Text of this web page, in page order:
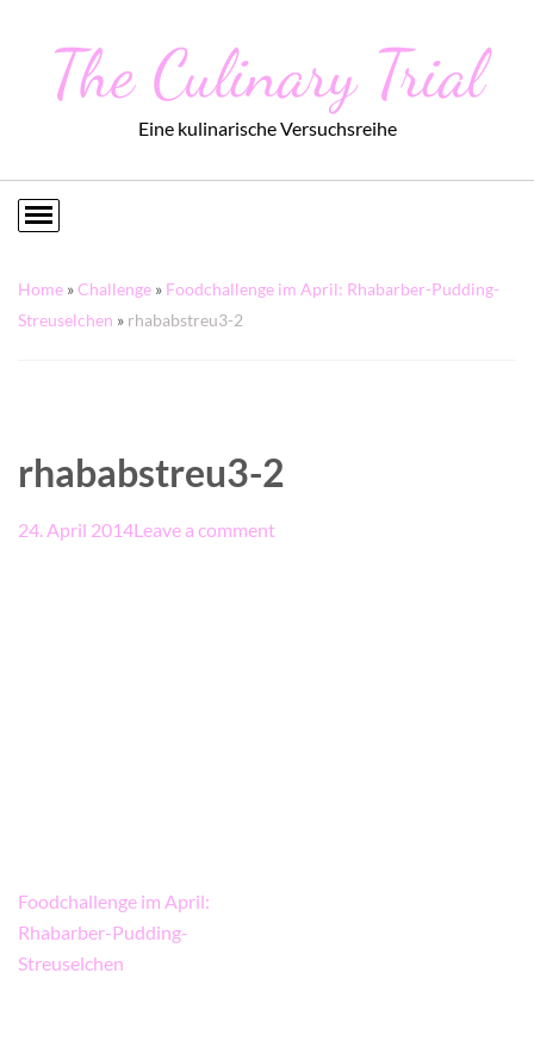
The Culinary Trial
Eine kulinarische Versuchsreihe
Home »Challenge » Foodchallenge im April: Rhabarber-Pudding-
Streuselchen » rhababstreu3-2
rhababstreu3-2
24. April 2014Leave a comment
Beitragsnavigation
Foodchallenge im April:
Rhabarber-Pudding-
Streuselchen